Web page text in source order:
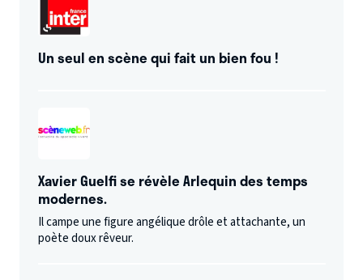
Un seul en scène qui fait un bien fou !
Xavier Guelfi se révèle Arlequin des temps
modernes.
Il campe une figure angélique drôle et attachante, un
poète doux rêveur.